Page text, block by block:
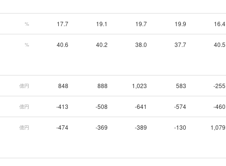
% 17.7 19.1 19.7 19.9 16.4
% 40.6 40.2 38.0 37.7 40.5
億円 848 888 1,023 583 -255
億円 -413 -508 -641 -574 -460
億円 -474 -369 -389 -130 1,079